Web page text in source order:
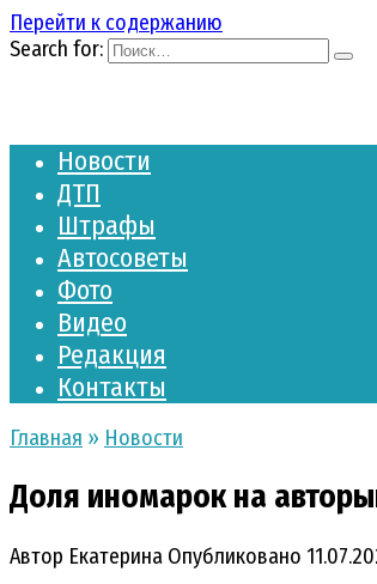
Перейти к содержанию
Search for:
Новости
ДТП
Штрафы
Автосоветы
Фото
Видео
Редакция
Контакты
Главная » Новости
Доля иномарок на
Автор Екатерина Опубликовано